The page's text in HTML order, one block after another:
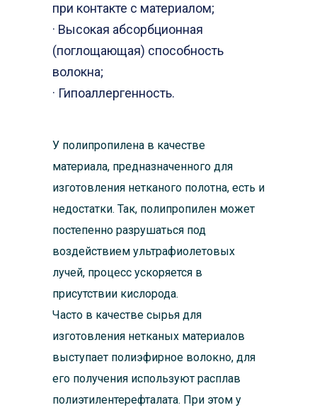
при контакте с материалом;
· Высокая абсорбционная
(поглощающая) способность
волокна;
· Гипоаллергенность.
У полипропилена в качестве
материала, предназначенного для
изготовления нетканого полотна, есть и
недостатки. Так, полипропилен может
постепенно разрушаться под
воздействием ультрафиолетовых
лучей, процесс ускоряется в
присутствии кислорода.
Часто в качестве сырья для
изготовления нетканых материалов
выступает полиэфирное волокно, для
его получения используют расплав
полиэтилентерефталата. При этом у